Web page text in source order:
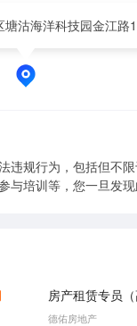
塘沽海洋科技园金江路
规行为，包括但不
培训等，您一旦发
房产租赁专员（
德佑房地产